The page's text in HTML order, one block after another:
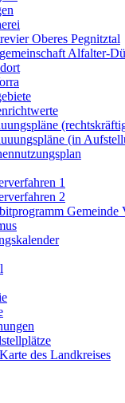
Oberes Pegnitztal
Alfalter-
(in
1
2
Gemeinde
des Landkreises